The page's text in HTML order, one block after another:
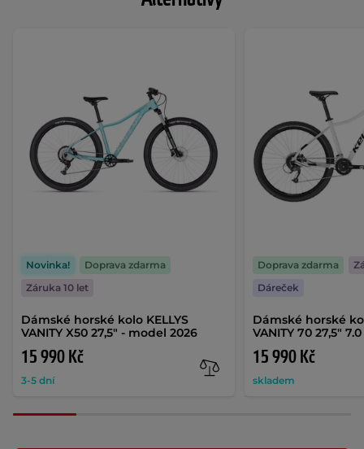
Dámské horské kolo KELLYS
VANITY X50 27,5" - model 2026
15 990 Kč
3-5 dní
Novinka!
Doprava zdarma
Záruka 10 let
Dámské horské
VANITY 70 27,5" 7.0
15 990 Kč
skladem
Doprava zdarma
Dáreček